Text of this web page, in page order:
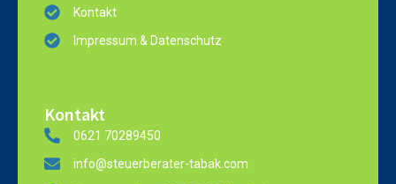
Kontakt
Impressum & Datenschutz
Kontakt
0621 70289450
info@steuerberater-tabak.com